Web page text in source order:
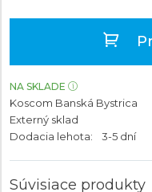
NA SKLADE
Koscom Banská Bystrica
Externý sklad
Dodacia lehota:
3-5 dní
Súvisiace produkty